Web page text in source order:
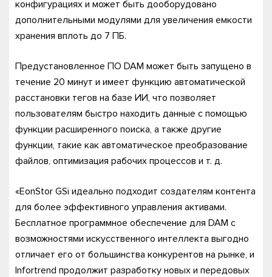
конфигурациях и может быть дооборудовано
дополнительными модулями для увеличения емкости
хранения вплоть до 7 ПБ.
Предустановленное ПО DAM может быть запущено в
течение 20 минут и имеет функцию автоматической
расстановки тегов на базе ИИ, что позволяет
пользователям быстро находить данные с помощью
функции расширенного поиска, а также другие
функции, такие как автоматическое преобразование
файлов, оптимизация рабочих процессов и т. д.
«EonStor GSi идеально подходит создателям контента
для более эффективного управления активами.
Бесплатное программное обеспечение для DAM с
возможностями искусственного интеллекта выгодно
отличает его от большинства конкурентов на рынке, и
Infortrend продолжит разработку новых и передовых